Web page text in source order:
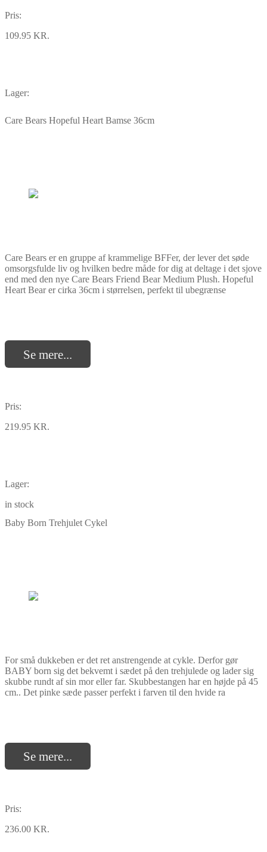
Pris:
109.95 KR.
Lager:
Care Bears Hopeful Heart Bamse 36cm
Care Bears er en gruppe af krammelige BFFer, der lever det søde
omsorgsfulde liv og hvilken bedre måde for dig at deltage i det sjove
end med den nye Care Bears Friend Bear Medium Plush. Hopeful
Heart Bear er cirka 36cm i størrelsen, perfekt til ubegrænse
Se mere...
Pris:
219.95 KR.
Lager:
in stock
Baby Born Trehjulet Cykel
For små dukkeben er det ret anstrengende at cykle. Derfor gør
BABY born sig det bekvemt i sædet på den trehjulede og lader sig
skubbe rundt af sin mor eller far. Skubbestangen har en højde på 45
cm.. Det pinke sæde passer perfekt i farven til den hvide ra
Se mere...
Pris:
236.00 KR.